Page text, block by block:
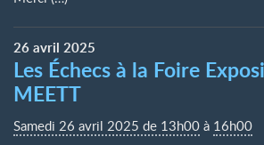
26avril 2025
Les Échecs à la Foire
MEETT
Samedi 26 avril 2025 de 13h00 à 16h00